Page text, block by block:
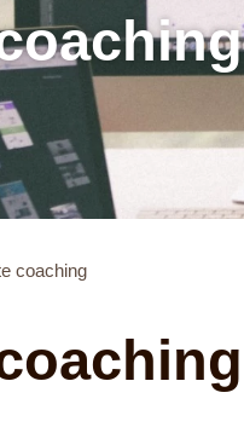
coaching